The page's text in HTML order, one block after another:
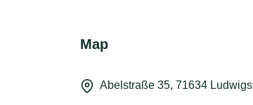
Map
Abelstraße 35, 71634